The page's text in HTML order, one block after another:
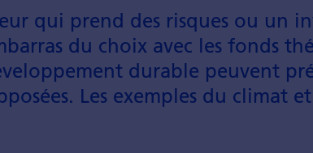
qui prend des risques ou un
du choix avec les fonds
durable peuvent
Les exemples du climat